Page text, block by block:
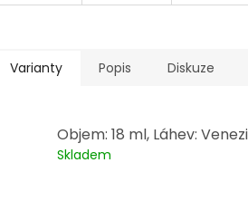
Varianty Popis Diskuze
Objem: 18 ml, Láhev:
Skladem